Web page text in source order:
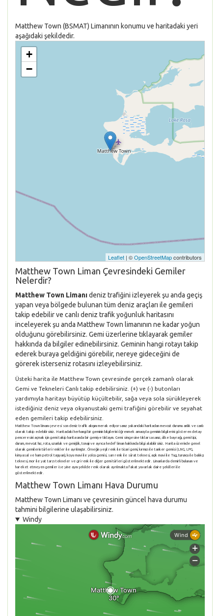
Matthew Town (BSMAT) Limanının konumu ve haritadaki yeri
aşağıdaki şekildedir.
+
−
Leaflet | ©OpenStreetMapcontributors
Matthew Town Liman Çevresindeki Gemiler
Nelerdir?
Matthew Town Limanıdeniz trafiğini izleyerek şu anda geçiş
yapan veya bölgede bulunan tüm deniz araçları ile gemileri
takip edebilir ve canlı deniz trafik yoğunluk haritasını
inceleyerek şu anda Matthew Town limanının ne kadar yoğun
olduğunu görebilirsiniz. Gemi üzerlerine tıklayarak gemiler
hakkında da bilgiler edinebilirsiniz. Geminin hangi rotayı takip
ederek buraya geldiğini görebilir, nereye gideceğini de
görerek isterseniz rotasını izleyebilirsiniz.
Üsteki harita ile Matthew Town çevresinde gerçek zamanlı olarak
Gemi ve Tekneleri Canlı takip edebilirsiniz. (+) ve (-) butonları
yardımıyla haritayı büyütüp küçültebilir, sağa veya sola sürükleyerek
istediğiniz deniz veya okyanustaki gemi trafiğini görebilir ve seyahat
eden gemileri takip edebilirsiniz.
Matthew Town limanı çevresi son deniz trafik akışını merak ediyorsanız yukarıdaki haritadan mevcut durumu anlık ve canlı
olarak takip edebilirsiniz. Haritadaki herhangi bir geminin bilgilerini öğrenmek amacıyla geminin bilgilerini gösteren detay
penceresini açmak için gemi takip haritasında bir gemiye tıklayın. Gemi simgesine tıklarsasanız, ülke bayrağı, gemi tipi,
durum, mevcut hız, rota, uzunluk ve genişlik, tonajı ve ayrıca hedef liman hakkında bilgi alabilirsiniz. Harita üzerinde genel
olarak gemilerin türleri renkler ile ayrılmıştır. Örneğin yeşil renk ile ticari gemi, kırmızı ile tanker gemisi (LNG, LPG,
kimyasal ve ham petrol taşıyan), koyu mavi ile yolcu gemisi, sarı renk ile sürat teknesi, açık mavi ile Tug, turuncu ile balıkçı
teknesi, mor ile yat tarzı tekneler ve gri renk ile diğer gemi türleri gösterilmektedir. Limanlarda demirli bulunan ve
hareket etmeyen gemiler ise yine aynı şekilde renk olarak ayrılmakta fakat yuvarlak daire şekilleri ile
gösterilmektedir.
Matthew Town Limanı Hava Durumu
Matthew Town Limanı ve çevresinin güncel hava durumu
tahmini bilgilerine ulaşabilirsiniz.
Windy